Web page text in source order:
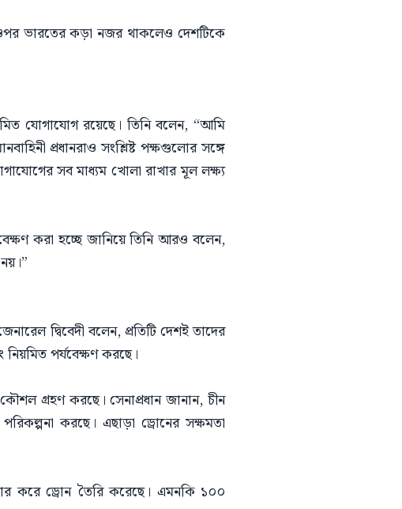
ওপর ভারতের কড়া নজর থাকলেও দেশটিকে
যোগাযোগ রয়েছে। তিনি বলেন, “আমি
প্রধানরাও সংশ্লিষ্ট পক্ষগুলোর সঙ্গে
সব মাধ্যম খোলা রাখার মূল লক্ষ্য
করা হচ্ছে জানিয়ে তিনি আরও বলেন,
দ্বিবেদী বলেন, প্রতিটি দেশই তাদের
নিয়মিত পর্যবেক্ষণ করছে।
গ্রহণ করছে। সেনাপ্রধান জানান, চীন
করছে। এছাড়া ড্রোনের সক্ষমতা
করে ড্রোন তৈরি করেছে। এমনকি ১০০